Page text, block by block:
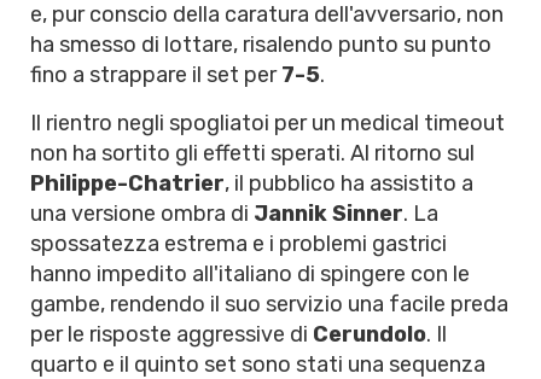
e, pur conscio della caratura dell'avversario, non
ha smesso di lottare, risalendo punto su punto
fino a strappare il set per7-5.
Il rientro negli spogliatoi per un medical timeout
non ha sortito gli effetti sperati. Al ritorno sul
Philippe-Chatrier, il pubblico ha assistito a
una versione ombra di Jannik Sinner. La
spossatezza estrema e i problemi gastrici
hanno impedito all'italiano di spingere con le
gambe, rendendo il suo servizio una facile preda
per le risposte aggressive di Cerundolo. Il
quarto e il quinto set sono stati una sequenza